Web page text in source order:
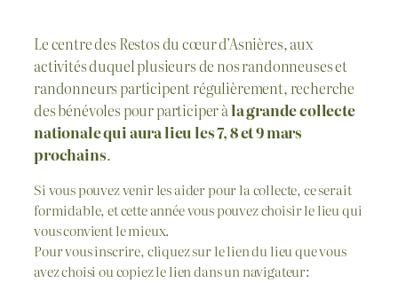
Le centre des Restos du cœur d’Asnières, aux
activités duquel plusieurs de nos randonneuses et
randonneurs participent régulièrement, recherche
des bénévoles pour participer àla grande collecte
nationale qui aura lieu les 7, 8 et 9 mars
prochains.
Si vous pouvez venir les aider pour la collecte, ce serait
formidable, et cette année vous pouvez choisir le lieu qui
vous convient le mieux.
Pour vous inscrire, cliquez sur le lien du lieu que vous
avez choisi ou copiez le lien dans un navigateur: